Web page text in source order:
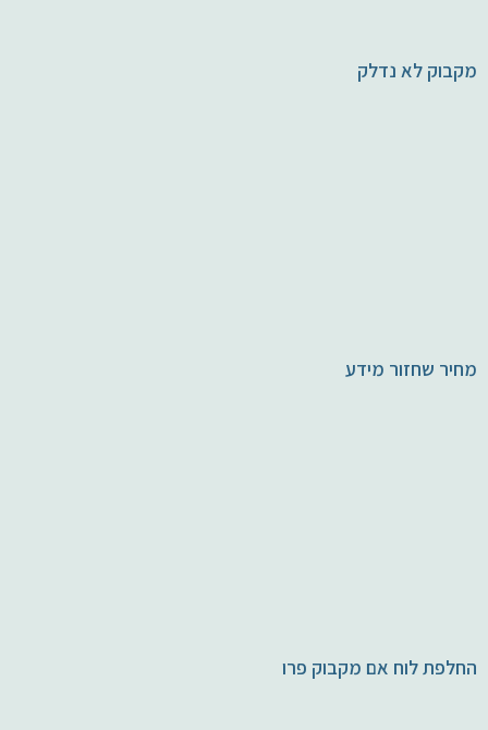
מקבוק לא נדלק
מחיר שחזור מידע
החלפת לוח אם מקבוק פרו